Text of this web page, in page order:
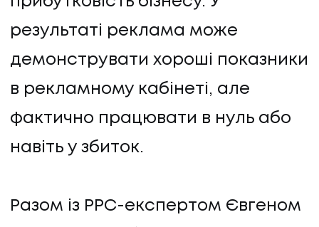
результаті реклама може
демонструвати хороші показники
в рекламному кабінеті, але
фактично працювати в нуль або
навіть у збиток.
Разом із PPC-експертом Євгеном